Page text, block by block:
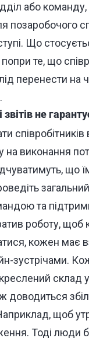
або
позаробочого
Що
те, що
перенести на
звітів не
на виконання
що
та
роботу,
кожен має
зустрічами.
склад
ж доводиться
щоб
Тоді люди